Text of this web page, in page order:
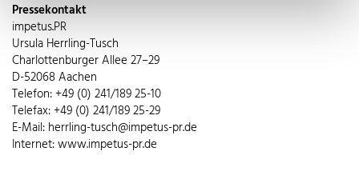
Pressekontakt
impetus.PR
Ursula Herrling-Tusch
Charlottenburger Allee 27–29
D-52068 Aachen
Telefon: +49 (0) 241/189 25-10
Telefax: +49 (0) 241/189 25-29
E-Mail: herrling-tusch@impetus-pr.de
Internet: www.impetus-pr.de